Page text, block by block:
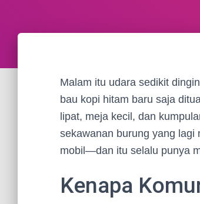
Malam itu udara sedikit
bau kopi hitam baru saja
lipat, meja kecil, dan
sekawanan burung yang lagi
mobil—dan itu selalu punya
Kenapa